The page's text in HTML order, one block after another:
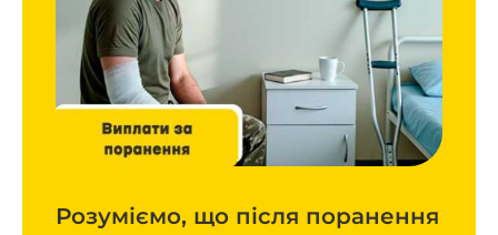
Розуміємо, що після поранення